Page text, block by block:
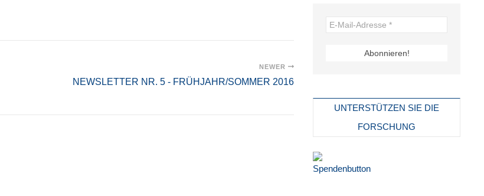
NEWER
NEWSLETTER NR. 5 - FRÜHJAHR/SOMMER 2016
UNTERSTÜTZEN SIE DIE
FORSCHUNG